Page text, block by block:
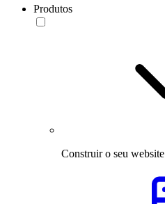
Produtos
Construir o seu website